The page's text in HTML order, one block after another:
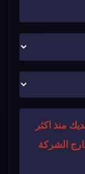
منذ اكثر
الشركة